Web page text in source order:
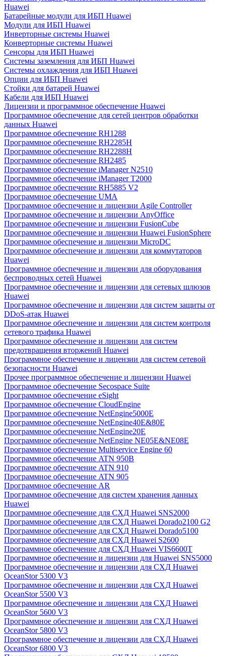
Huawei
Батарейные модули для ИБП Huawei
Модули для ИБП Huawei
Инверторные системы Huawei
Конверторные системы Huawei
Сенсоры для ИБП Huawei
Системы заземления для ИБП Huawei
Системы охлаждения для ИБП Huawei
Опции для ИБП Huawei
Стойки для батарей Huawei
Кабели для ИБП Huawei
Лицензии и программное обеспечение Huawei
Программное обеспечение для сетей центров обработки
данных Huawei
Программное обеспечение RH1288
Программное обеспечение RH2285H
Программное обеспечение RH2288H
Программное обеспечение RH2485
Программное обеспечение iManager N2510
Программное обеспечение iManager T2000
Программное обеспечение RH5885 V2
Программное обеспечение UMA
Программное обеспечение и лицензии Agile Controller
Программное обеспечение и лицензии AnyOffice
Программное обеспечение и лицензии FusionCube
Программное обеспечение и лицензии Huawei FusionSphere
Программное обеспечение и лицензии MicroDC
Программное обеспечение и лицензии для коммутаторов
Huawei
Программное обеспечение и лицензии для оборудования
беспроводных сетей Huawei
Программное обеспечение и лицензии для сетевых шлюзов
Huawei
Программное обеспечение и лицензии для систем защиты от
DDoS-атак Huawei
Программное обеспечение и лицензии для систем контроля
сетевого трафика Huawei
Программное обеспечение и лицензии для систем
предотвращения вторжений Huawei
Программное обеспечение и лицензии для систем сетевой
безопасности Huawei
Прочее программное обеспечение и лицензии Huawei
Программное обеспечение Secospace Suite
Программное обеспечение eSight
Программное обеспечение CloudEngine
Программное обеспечение NetEngine5000E
Программное обеспечение NetEngine40E&80E
Программное обеспечение NetEngine20E
Программное обеспечение NetEngine NE05E&NE08E
Программное обеспечение Multiservice Engine 60
Программное обеспечение ATN 950B
Программное обеспечение ATN 910
Программное обеспечение ATN 905
Программное обеспечение AR
Программное обеспечение для систем хранения данных
Huawei
Программное обеспечение для СХД Huawei SNS2000
Программное обеспечение для СХД Huawei Dorado2100 G2
Программное обеспечение для СХД Huawei Dorado5100
Программное обеспечение для СХД Huawei S2600
Программное обеспечение для СХД Huawei VIS6600T
Программное обеспечение и лицензии для Huawei SNS5000
Программное обеспечение и лицензии для СХД Huawei
OceanStor 5300 V3
Программное обеспечение и лицензии для СХД Huawei
OceanStor 5500 V3
Программное обеспечение и лицензии для СХД Huawei
OceanStor 5600 V3
Программное обеспечение и лицензии для СХД Huawei
OceanStor 5800 V3
Программное обеспечение и лицензии для СХД Huawei
OceanStor 6800 V3